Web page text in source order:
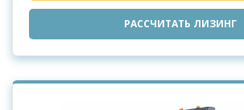
РАССЧИТАТЬ ЛИЗИНГ